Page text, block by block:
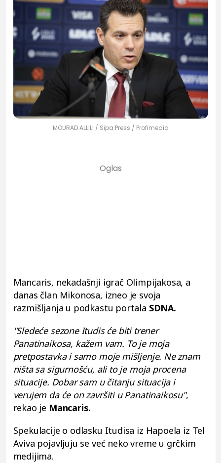
MOURAD ALLILI / Sipa Press / Profimedia
Mancaris, nekadašnji igrač Olimpijakosa, a
danas član Mikonosa, izneo je svoja
razmišljanja u podkastu portala SDNA.
"Sledeće sezone Itudis će biti trener
Panatinaikosa, kažem vam. To je moja
pretpostavka i samo moje mišljenje. Ne znam
ništa sa sigurnošću, ali to je moja procena
situacije. Dobar sam u čitanju situacija i
verujem da će on završiti u Panatinaikosu",
rekao je Mancaris.
Spekulacije o odlasku Itudisa iz Hapoela iz Tel
Aviva pojavljuju se već neko vreme u grčkim
medijima.